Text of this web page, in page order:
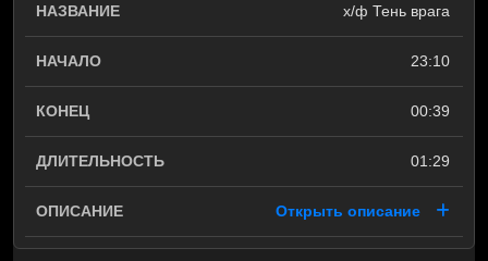
х/ф Тень врага
23:10
00:39
01:29
Открыть описание